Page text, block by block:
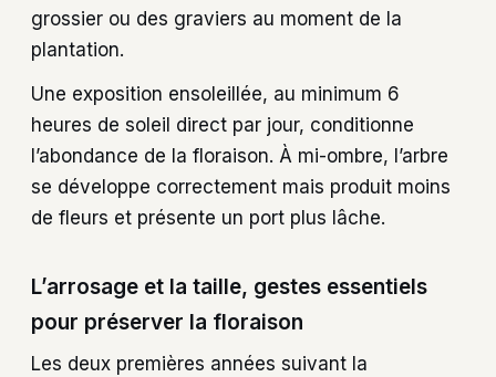
grossier ou des graviers au moment de la
plantation.
Une exposition ensoleillée, au minimum 6
heures de soleil direct par jour, conditionne
l’abondance de la floraison. À mi-ombre, l’arbre
se développe correctement mais produit moins
de fleurs et présente un port plus lâche.
L’arrosage et la taille, gestes essentiels
pour préserver la floraison
Les deux premières années suivant la